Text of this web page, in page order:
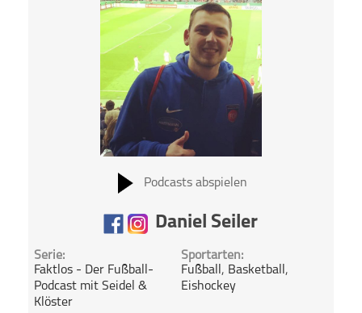
Podcasts abspielen
Daniel Seiler
Serie:
Faktlos - Der Fußball-
Podcast mit Seidel &
Klöster
Sportarten:
Fußball , Basketball ,
Eishockey